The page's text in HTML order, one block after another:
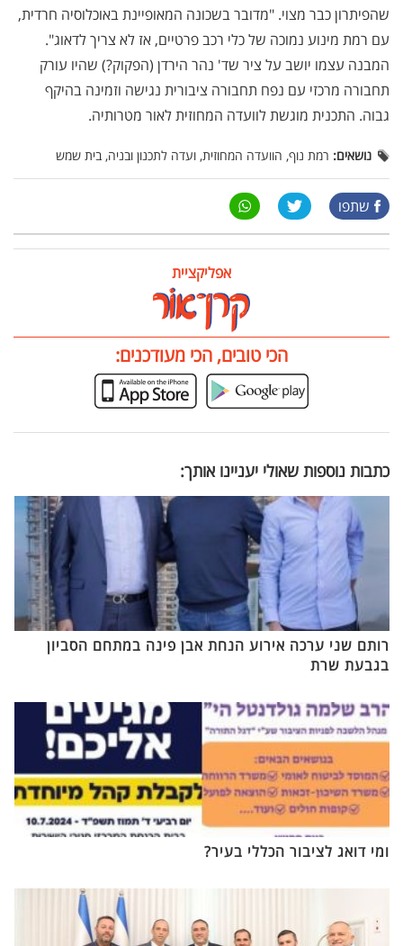
שהפיתרון כבר מצוי. "מדובר בשכונה המאופיינת באוכלוסיה חרדית,
עם רמת מינוע נמוכה של כלי רכב פרטיים, אז לא צריך לדאוג".
המבנה עצמו יושב על ציר שד' נהר הירדן (הפקוק?) שהיו עורק
תחבורה מרכזי עם נפח תחבורה ציבורית נגישה וזמינה בהיקף
גבוה. התכנית מוגשת לוועדה המחוזית לאור מטרותיה.
נושאים: רמת נוף, הוועדה המחוזית, ועדה לתכנון ובניה, בית שמש
שתפו
אפליקציית
הכי טובים, הכי מעודכנים:
כתבות נוספות שאולי יעניינו אותך:
רותם שני ערכה אירוע הנחת אבן פינה במתחם הסביון
בגבעת שרת
ומי דואג לציבור הכללי בעיר?